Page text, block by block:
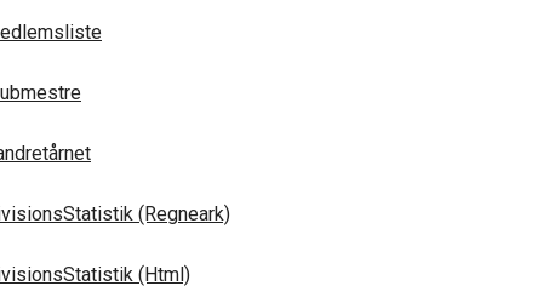
(Regneark)
(Html)